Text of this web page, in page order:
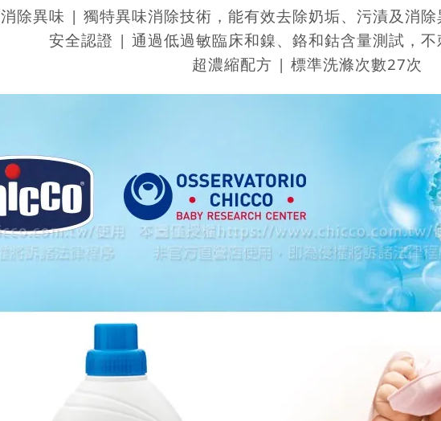
消除異味 | 獨特異味消除技術，能有效去除奶垢、污漬及消
安全認證 | 通過低過敏臨床和鎳、鉻和鈷含量測試，不
超濃縮配方 | 標準洗滌次數27次